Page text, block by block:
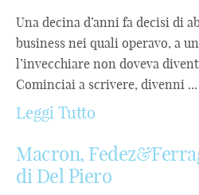
Una decina d’anni fa decisi di
business nei quali operavo, a
l’invecchiare non doveva
Cominciai a scrivere, divenni ...
Leggi Tutto
Macron,
di Del Piero